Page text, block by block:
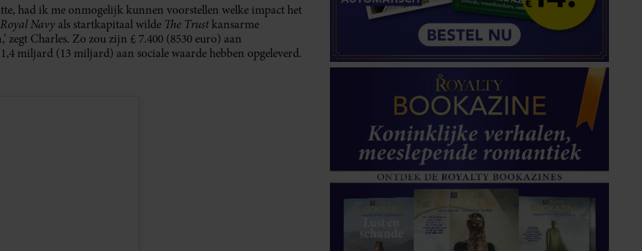
had ik me onmogelijk kunnen voorstellen welke impact het
Royal Navy als startkapitaal wilde The Trustkansarme
Charles. Zo zou zijn £ 7.400 (8530 euro) aan
miljard (13 miljard) aan sociale waarde hebben opgeleverd.